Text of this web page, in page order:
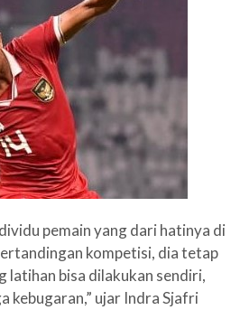
pemain yang dari hatinya di
kompetisi, dia tetap
latihan bisa dilakukan sendiri,
kebugaran,” ujar Indra Sjafri